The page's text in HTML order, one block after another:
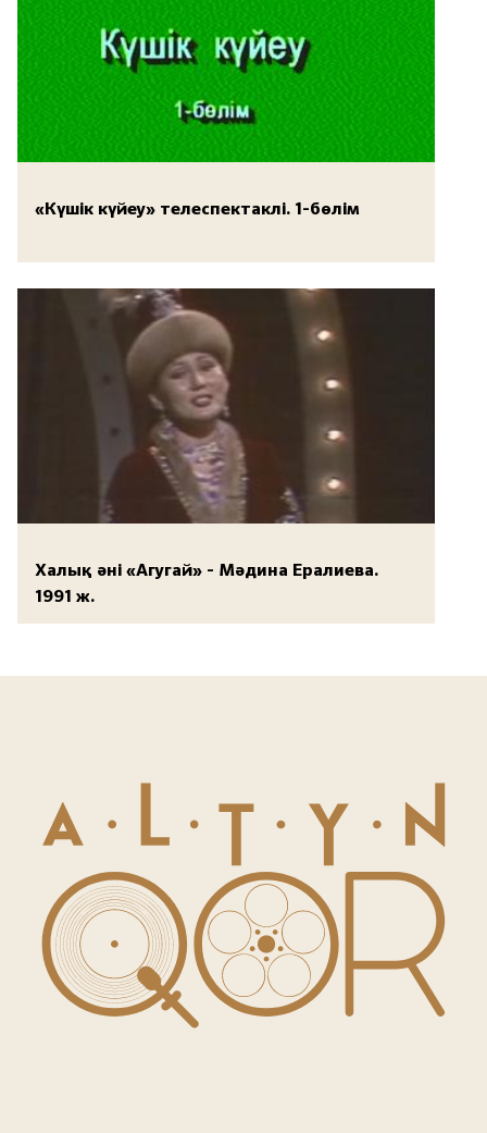
«Күшік күйеу» телеспектаклі. 1-бөлім
Халық әні «Агугай» - Мәдина Ералиева.
1991 ж.